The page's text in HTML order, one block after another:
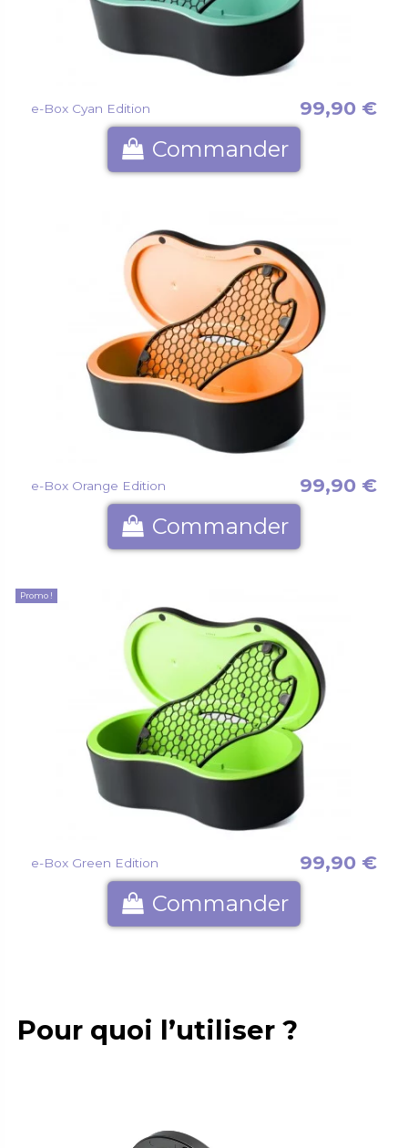
e-Box Cyan Edition 99,90 €
Commander
e-Box Orange Edition 99,90 €
Commander
Promo !
e-Box Green Edition 99,90 €
Commander
Pour quoi l’utiliser ?